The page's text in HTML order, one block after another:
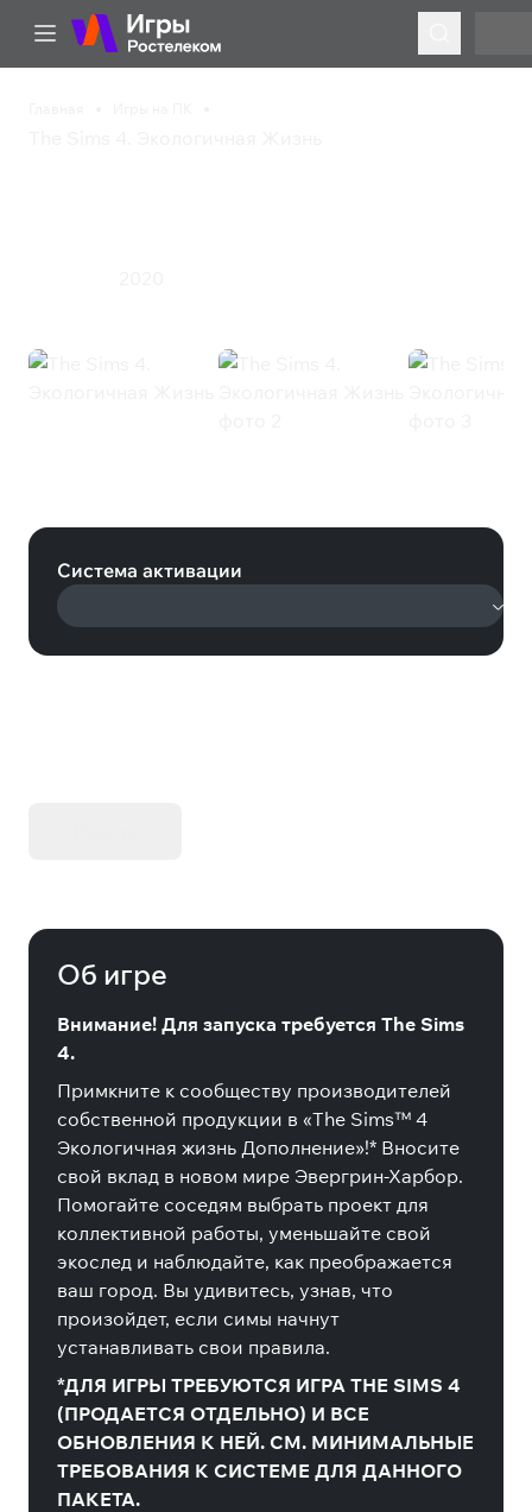
Система активации
Об игре
Внимание! Для запуска требуется The Sims
4.
Примкните к сообществу производителей
собственной продукции в «The Sims™ 4
Экологичная жизнь Дополнение»!* Вносите
свой вклад в новом мире Эвергрин-Харбор.
Помогайте соседям выбрать проект для
коллективной работы, уменьшайте свой
экослед и наблюдайте, как преображается
ваш город. Вы удивитесь, узнав, что
произойдет, если симы начнут
устанавливать свои правила.
*ДЛЯ ИГРЫ ТРЕБУЮТСЯ ИГРА THE SIMS 4
(ПРОДАЕТСЯ ОТДЕЛЬНО) И ВСЕ
ОБНОВЛЕНИЯ К НЕЙ. СМ. МИНИМАЛЬНЫЕ
ТРЕБОВАНИЯ К СИСТЕМЕ ДЛЯ ДАННОГО
ПАКЕТА.